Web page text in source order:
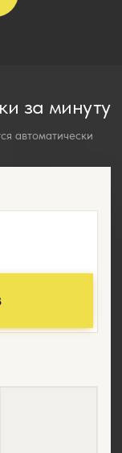
за минуту
автоматически